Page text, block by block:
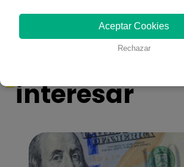
También te
interesar
Aceptar Cookies
Rechazar